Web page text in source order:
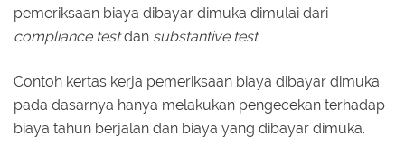
pemeriksaan biaya dibayar dimuka dimulai dari
compliance testdan substantive test.
Contoh kertas kerja pemeriksaan biaya dibayar dimuka
pada dasarnya hanya melakukan pengecekan terhadap
biaya tahun berjalan dan biaya yang dibayar dimuka.